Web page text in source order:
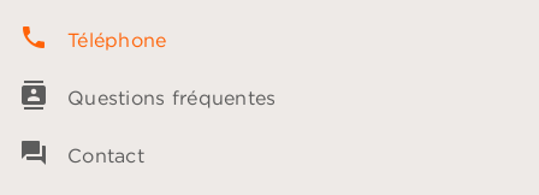
phone Téléphone
contacts Questions fréquentes
question_answer Contact